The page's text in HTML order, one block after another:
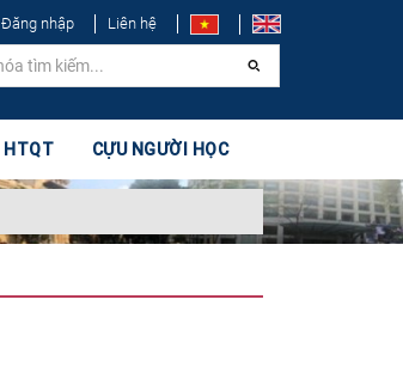
Đăng nhập Liên hệ
HTQT CỰU NGƯỜI HỌC